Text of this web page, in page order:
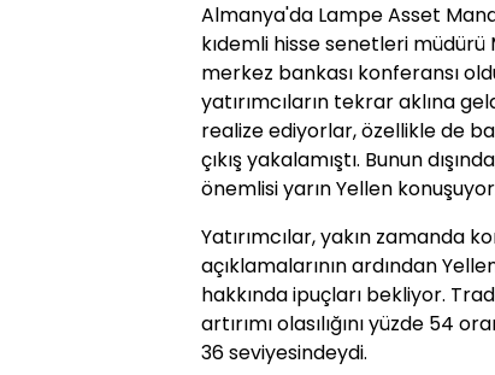
Almanya'da Lampe Asset
kıdemli hisse senetleri
merkez bankası konferansı
yatırımcıların tekrar aklına
realize ediyorlar, özellikle de
çıkış yakalamıştı. Bunun
önemlisi yarın Yellen
Yatırımcılar, yakın zamanda
açıklamalarının ardından
hakkında ipuçları bekliyor.
artırımı olasılığını yüzde 54
36 seviyesindeydi.